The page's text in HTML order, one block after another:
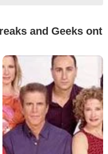
and Geeks ont